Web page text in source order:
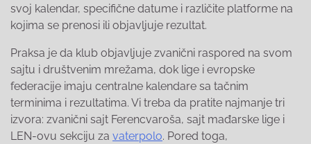
svoj kalendar, specifične datume i različite platforme na
kojima se prenosi ili objavljuje rezultat.
Praksa je da klub objavljuje zvanični raspored na svom
sajtu i društvenim mrežama, dok lige i evropske
federacije imaju centralne kalendare sa tačnim
terminima i rezultatima. Vi treba da pratite najmanje tri
izvora: zvanični sajt Ferencvaroša, sajt mađarske lige i
LEN-ovu sekciju za vaterpolo. Pored toga,